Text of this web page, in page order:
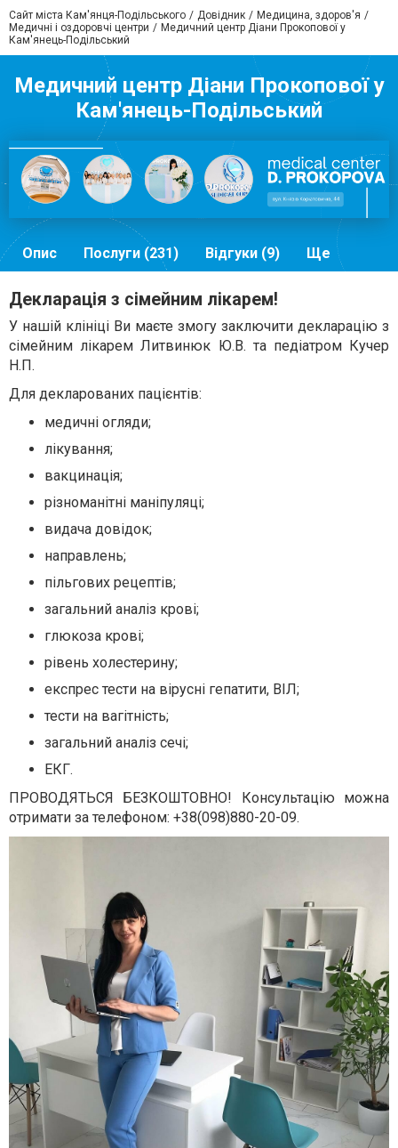
Сайт міста Кам'янця-Подільського Довідник
Медицина, здоров'я
Медичні і оздоровчі центри
Медичний центр Діани Прокопової у
Кам'янець-Подільський
Медичний центр Діани Прокопової у
Кам'янець-Подільський
Опис Послуги (231) Відгуки (9) Ще
Декларація з сімейним лікарем!
У нашій клініці Ви маєте змогу заключити декларацію з
сімейним лікарем Литвинюк Ю.В. та педіатром Кучер
Н.П.
Для декларованих пацієнтів:
медичні огляди;
лікування;
вакцинація;
різноманітні маніпуляці;
видача довідок;
направлень;
пільгових рецептів;
загальний аналіз крові;
глюкоза крові;
рівень холестерину;
експрес тести на вірусні гепатити, ВІЛ;
тести на вагітність;
загальний аналіз сечі;
ЕКГ.
ПРОВОДЯТЬСЯ БЕЗКОШТОВНО! Консультацію можна
отримати за телефоном: +38(098)880-20-09.